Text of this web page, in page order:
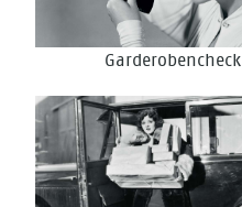
Garderobencheck